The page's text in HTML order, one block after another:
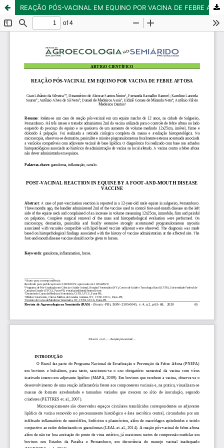
REAÇÃO PÓS-VACINAL EM EQUINO POR VACINA DE FEBRE AFTOSA